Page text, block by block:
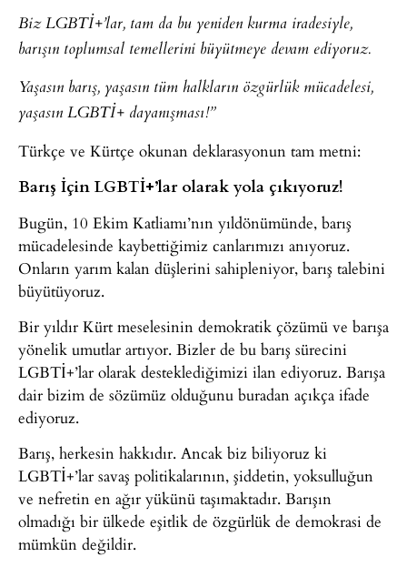
Biz LGBTİ+’lar, tam da bu yeniden kurma iradesiyle,
barışın toplumsal temellerini büyütmeye devam ediyoruz.
Yaşasın barış, yaşasın tüm halkların özgürlük mücadelesi,
yaşasın LGBTİ+ dayanışması!”
Türkçe ve Kürtçe okunan deklarasyonun tam metni:
Barış İçin LGBTİ+’lar olarak yola çıkıyoruz!
Bugün, 10 Ekim Katliamı’nın yıldönümünde, barış
mücadelesinde kaybettiğimiz canlarımızı anıyoruz.
Onların yarım kalan düşlerini sahipleniyor, barış talebini
büyütüyoruz.
Bir yıldır Kürt meselesinin demokratik çözümü ve barışa
yönelik umutlar artıyor. Bizler de bu barış sürecini
LGBTİ+’lar olarak desteklediğimizi ilan ediyoruz. Barışa
dair bizim de sözümüz olduğunu buradan açıkça ifade
ediyoruz.
Barış, herkesin hakkıdır. Ancak biz biliyoruz ki
LGBTİ+’lar savaş politikalarının, şiddetin, yoksulluğun
ve nefretin en ağır yükünü taşımaktadır. Barışın
olmadığı bir ülkede eşitlik de özgürlük de demokrasi de
mümkün değildir.